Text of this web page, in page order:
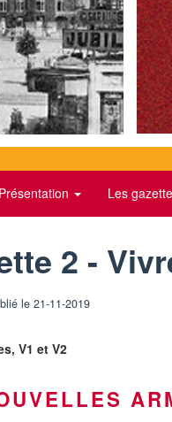
Présentation Les
2 -
le 21-11-2019
V1 et V2